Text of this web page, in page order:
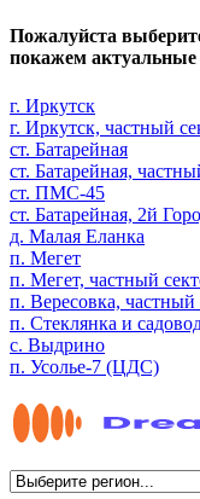
Пожалуйста
покажем
г. Иркутск
г. Иркутск, частный
ст. Батарейная
ст. Батарейная,
ст. ПМС-45
ст. Батарейная, 2й
д. Малая Еланка
п. Мегет
п. Мегет, частный
п. Вересовка, частный
п. Стеклянка и
с. Выдрино
п. Усолье-7 (ЦДС)